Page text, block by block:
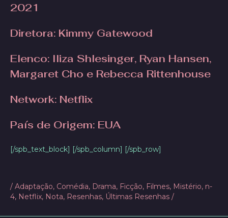
2021
Diretora: Kimmy Gatewood
Elenco: Iliza Shlesinger, Ryan Hansen,
Margaret Cho e Rebecca Rittenhouse
Network: Netflix
País de Origem: EUA
[/spb_text_block] [/spb_column] [/spb_row]
/ Adaptação, Comédia, Drama, Ficção, Filmes, Mistério, n-
4, Netflix, Nota, Resenhas, Últimas Resenhas /